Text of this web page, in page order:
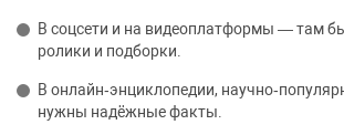
В соцсети и на видеоплатформы — там
ролики и подборки.
В онлайн‑энциклопедии,
нужны надёжные факты.